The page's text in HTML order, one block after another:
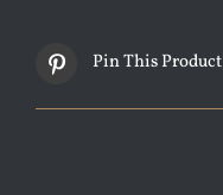
Pin This Product